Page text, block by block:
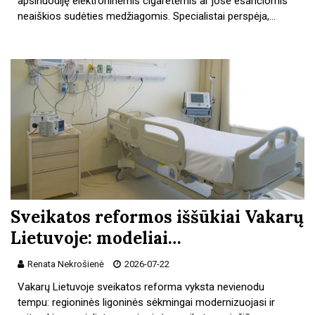
neaiškios sudėties medžiagomis. Specialistai perspėja,…
Sveikatos reformos iššūkiai Vakarų
Lietuvoje: modeliai…
Renata Nekrošienė 2026-07-22
Vakarų Lietuvoje sveikatos reforma vyksta nevienodu
tempu: regioninės ligoninės sėkmingai modernizuojasi ir